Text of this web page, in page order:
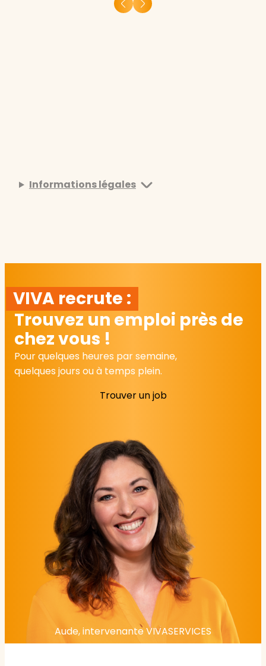
Informations légales
VIVA recrute :
Trouvez un emploi près de
chez vous !
Pour quelques heures par semaine,
quelques jours ou à temps plein.
Trouver un job
Aude, intervenante VIVASERVICES